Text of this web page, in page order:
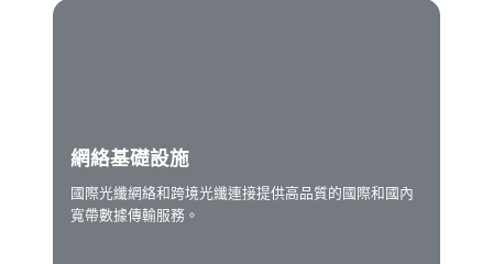
網絡基礎設施
國際光纖網絡和跨境光纖連接提供高品質的國際和國內
寬帶數據傳輸服務。